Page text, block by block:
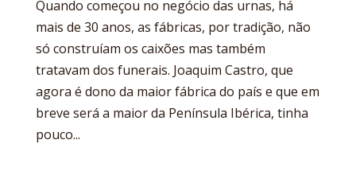
Quando começou no negócio das urnas, há
mais de 30 anos, as fábricas, por tradição, não
só construíam os caixões mas também
tratavam dos funerais. Joaquim Castro, que
agora é dono da maior fábrica do país e que em
breve será a maior da Península Ibérica, tinha
pouco...